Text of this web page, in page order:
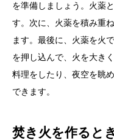
を準備しましょう。火薬
す。次に、火薬を積み重
ます。最後に、火薬を火
を押し込んで、火を大き
料理をしたり、夜空を眺
できます。
焚き火を作ると